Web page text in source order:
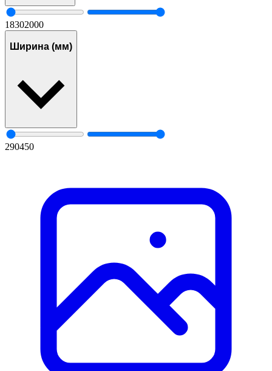
18302000
Ширина (мм)
290450